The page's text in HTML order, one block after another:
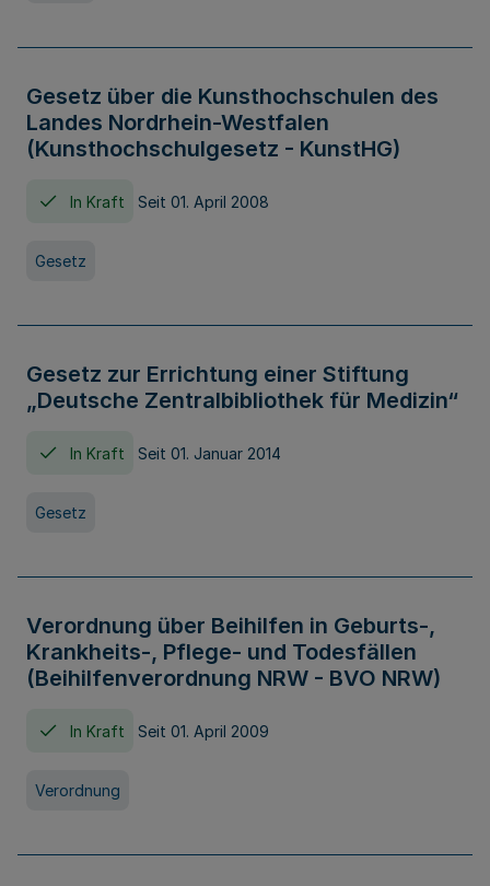
Gesetz über die Kunsthochschulen des
Landes Nordrhein-Westfalen
(Kunsthochschulgesetz - KunstHG)
In Kraft Seit 01. April 2008
Gesetz
Gesetz zur Errichtung einer Stiftung
„Deutsche Zentralbibliothek für Medizin“
In Kraft Seit 01. Januar 2014
Gesetz
Verordnung über Beihilfen in Geburts-,
Krankheits-, Pflege- und Todesfällen
(Beihilfenverordnung NRW - BVO NRW)
In Kraft Seit 01. April 2009
Verordnung